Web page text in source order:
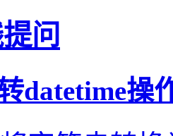
问
datetime操